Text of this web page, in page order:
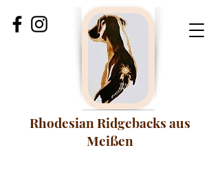
Rhodesian Ridgebacks aus
Meißen